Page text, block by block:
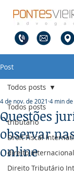
Post
Todos posts
tributário
Droit Fiscal
direito internacional
Direito Tributário
Todos posts
Questões
observar
online
4 de nov. de 2021 4 min